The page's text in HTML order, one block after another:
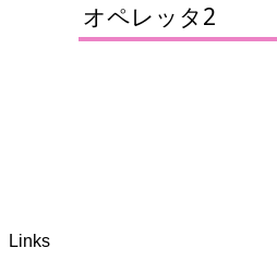
オペレッタ2
Links